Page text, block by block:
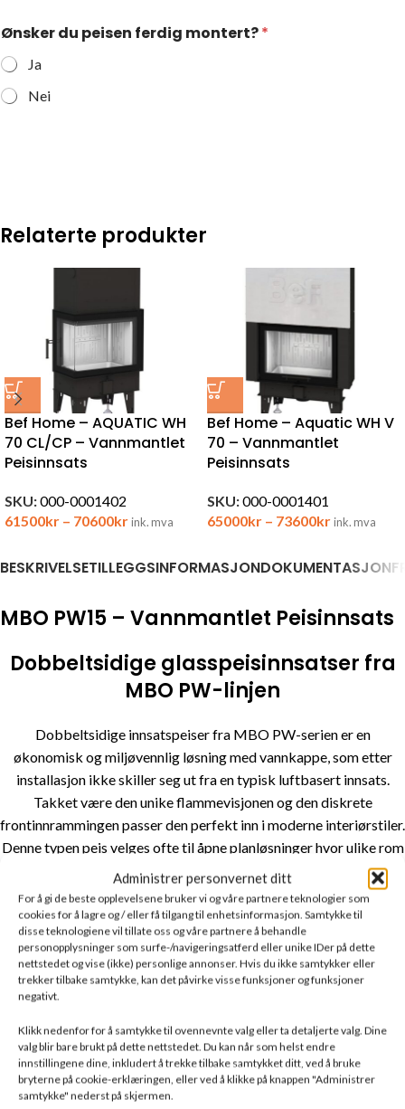
Administrer personvernet ditt
For å gi de beste opplevelsene bruker vi og våre partnere teknologier som
cookies for å lagre og / eller få tilgang til enhetsinformasjon. Samtykke til
disse teknologiene vil tillate oss og våre partnere å behandle
personopplysninger som surfe-/navigeringsatferd eller unike IDer på dette
nettstedet og vise (ikke) personlige annonser. Hvis du ikke samtykker eller
trekker tilbake samtykke, kan det påvirke visse funksjoner og funksjoner
negativt.
Klikk nedenfor for å samtykke til ovennevnte valg eller ta detaljerte valg. Dine
valg blir bare brukt på dette nettstedet. Du kan når som helst endre
innstillingene dine, inkludert å trekke tilbake samtykket ditt, ved å bruke
bryterne på cookie-erklæringen, eller ved å klikke på knappen "Administrer
samtykke" nederst på skjermen.
Ønsker du peisen ferdig montert?*
Ja
Nei
Relaterte produkter
Bef Home – AQUATIC WH
70 CL/CP – Vannmantlet
Peisinnsats
SKU:000-0001402
61500kr – 70600krink. mva
Bef Home – Aquatic WH V
70 – Vannmantlet
Peisinnsats
SKU:000-0001401
65000kr – 73600krink. mva
BESKRIVELSETILLEGGSINFORMASJONDOKUMENTASJON
MBO PW15 – Vannmantlet Peisinnsats
Dobbeltsidige glasspeisinnsatser fra
MBO PW-linjen
Dobbeltsidige innsatspeiser fra MBO PW-serien er en
økonomisk og miljøvennlig løsning med vannkappe, som etter
installasjon ikke skiller seg ut fra en typisk luftbasert innsats.
Takket være den unike flammevisjonen og den diskrete
frontinnrammingen passer den perfekt inn i moderne interiørstiler.
Denne typen peis velges ofte til åpne planløsninger hvor ulike rom
kombineres, for eksempel stue og spisestue.
MAKSIMAL UTNYTTELSE AV ENERGI
Effektiv forbrenning og langvarig varmeopphopning oppnås
takket være brennkammerforing laget avTERMOTEC– et
varmeakkumulerende materiale som øker temperaturen i ovnen.
Etdobbelt deflektorsystem
forlenger røykgassens bane, noe
som muliggjør etterforbrenning av drivstoffpartikler. Dette
forbedrer forbrenningseffektiviteten og energibruken, samtidig
som utslipp av skadelige stoffer til atmosfæren reduseres.